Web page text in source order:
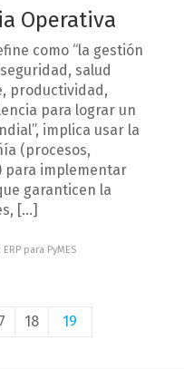
Operativa
como “la gestión
salud
productividad,
para lograr un
implica usar la
(procesos,
para implementar
garanticen la
[…]
ERP para PyMES
18 19